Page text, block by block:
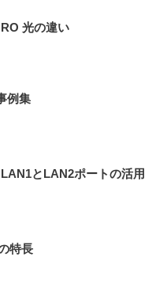
光の違い
例集
とLAN2ポートの活用
特長